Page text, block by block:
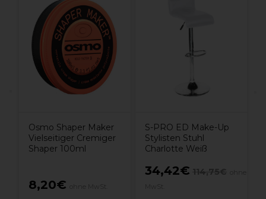
Osmo Shaper Maker
Vielseitiger Cremiger
Shaper 100ml
8,20€
S-PRO ED Make-Up
Stylisten Stuhl
Charlotte Weiß
34,42€